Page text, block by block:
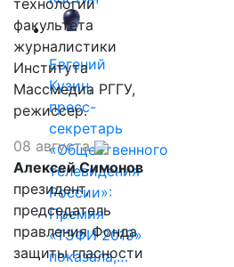
Евгений
Кузин,
пресс-
секретарь
«Общественного
телевидения
России»:
Премия
«ТЭФИ 2019»
показала,…
технологий
факультета
журналистики
Института
Массмедиа РГГУ,
режиссер.
08 августа
Алексей Симонов
президент,
председатель
правления Фонда
защиты гласности